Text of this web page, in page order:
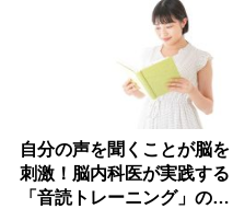
自分の声を聞くことが脳を
刺激！脳内科医が実践する
「音読トレーニング」の極